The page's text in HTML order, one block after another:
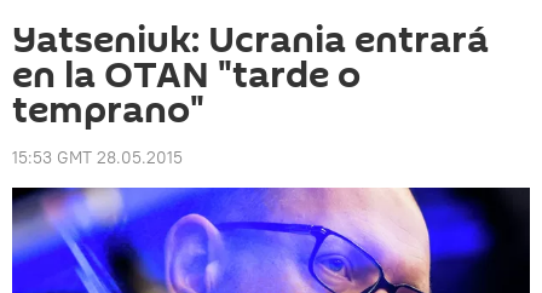
Yatseniuk: Ucrania entrará
en la OTAN "tarde o
temprano"
15:53 GMT 28.05.2015